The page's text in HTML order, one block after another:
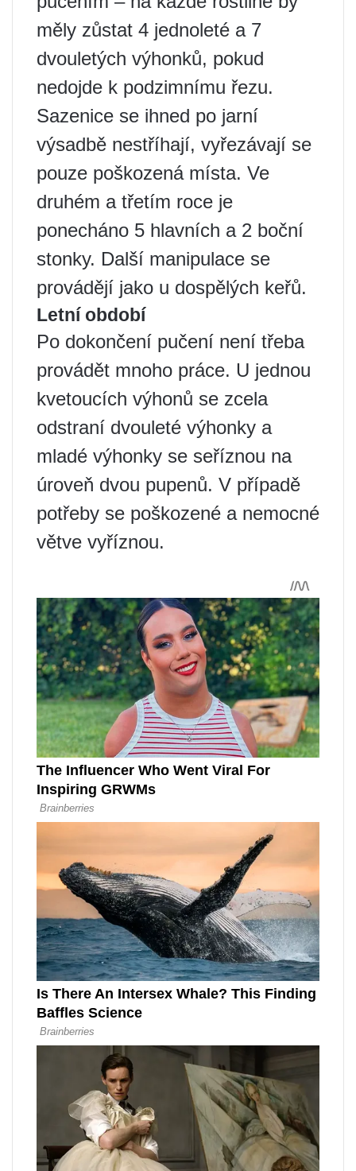
měly zůstat 4 jednoleté a 7
dvouletých výhonků, pokud
nedojde k podzimnímu řezu.
Sazenice se ihned po jarní
výsadbě nestříhají, vyřezávají se
pouze poškozená místa. Ve
druhém a třetím roce je
ponecháno 5 hlavních a 2 boční
stonky. Další manipulace se
provádějí jako u dospělých keřů.
Letní období
Po dokončení pučení není třeba
provádět mnoho práce. U jednou
kvetoucích výhonů se zcela
odstraní dvouleté výhonky a
mladé výhonky se seříznou na
úroveň dvou pupenů. V případě
potřeby se poškozené a nemocné
větve vyříznou.